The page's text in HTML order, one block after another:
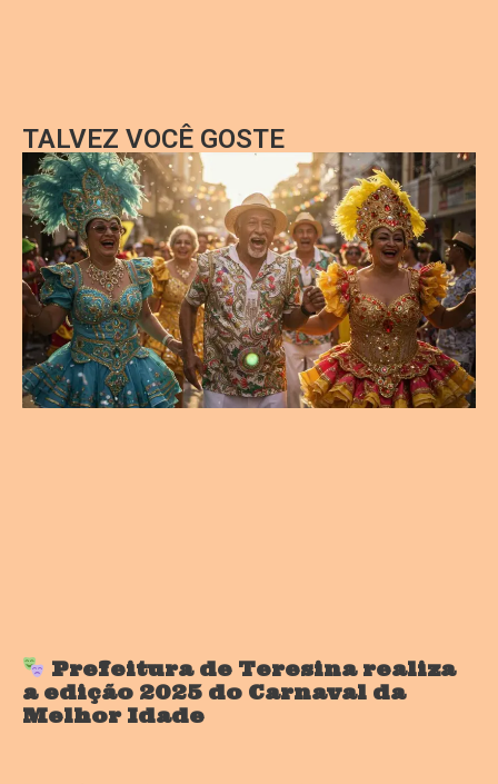
TALVEZ VOCÊ GOSTE
Prefeitura de Teresina realiza
a edição 2025 do Carnaval da
Melhor Idade